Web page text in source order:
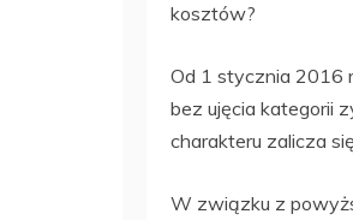
kosztów?
Od 1 stycznia 2016
bez ujęcia kategorii
charakteru zalicza
W związku z